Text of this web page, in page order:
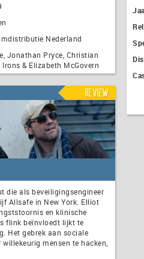
Nederland
Jonathan Pryce, Christian
Irons & Elizabeth McGovern
Review
die als beveiligingsengineer
Allsafe in New York. Elliot
en klinische
flink beïnvloedt lijkt te
Het gebrek aan sociale
mensen te hacken,